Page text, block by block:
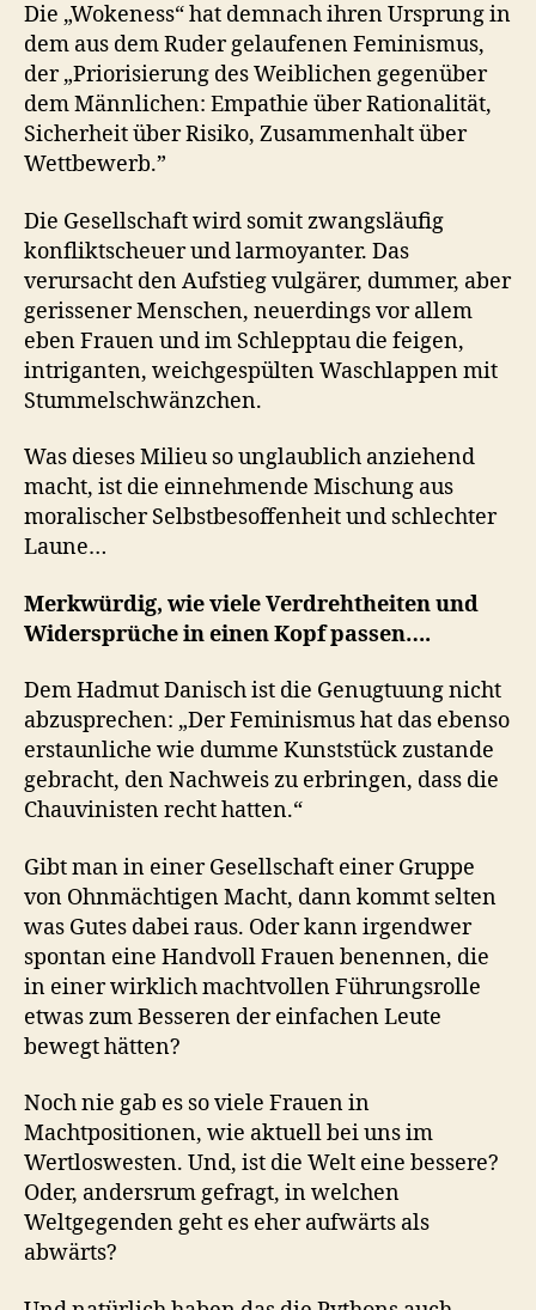
Die „Wokeness“ hat demnach ihren Ursprung in
dem aus dem Ruder gelaufenen Feminismus,
der „Priorisierung des Weiblichen gegenüber
dem Männlichen: Empathie über Rationalität,
Sicherheit über Risiko, Zusammenhalt über
Wettbewerb.”
Die Gesellschaft wird somit zwangsläufig
konfliktscheuer und larmoyanter. Das
verursacht den Aufstieg vulgärer, dummer, aber
gerissener Menschen, neuerdings vor allem
eben Frauen und im Schlepptau die feigen,
intriganten, weichgespülten Waschlappen mit
Stummelschwänzchen.
Was dieses Milieu so unglaublich anziehend
macht, ist die einnehmende Mischung aus
moralischer Selbstbesoffenheit und schlechter
Laune…
Merkwürdig, wie viele Verdrehtheiten und
Widersprüche in einen Kopf passen….
Dem Hadmut Danisch ist die Genugtuung nicht
abzusprechen: „Der Feminismus hat das ebenso
erstaunliche wie dumme Kunststück zustande
gebracht, den Nachweis zu erbringen, dass die
Chauvinisten recht hatten.“
Gibt man in einer Gesellschaft einer Gruppe
von Ohnmächtigen Macht, dann kommt selten
was Gutes dabei raus. Oder kann irgendwer
spontan eine Handvoll Frauen benennen, die
in einer wirklich machtvollen Führungsrolle
etwas zum Besseren der einfachen Leute
bewegt hätten?
Noch nie gab es so viele Frauen in
Machtpositionen, wie aktuell bei uns im
Wertloswesten. Und, ist die Welt eine bessere?
Oder, andersrum gefragt, in welchen
Weltgegenden geht es eher aufwärts als
abwärts?